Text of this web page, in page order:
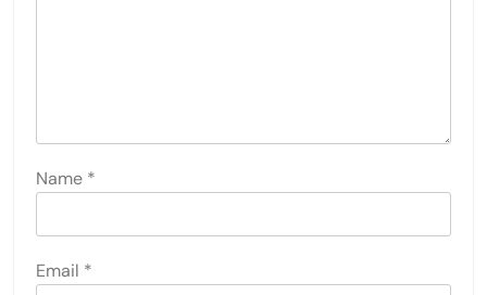
Name *
Email *